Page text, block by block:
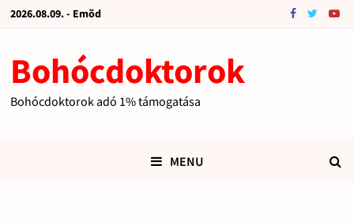
2026.08.09. - Emõd
Bohócdoktorok
Bohócdoktorok adó 1% támogatása
MENU